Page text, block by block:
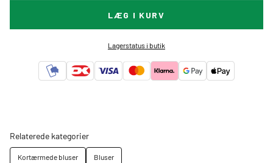
LÆG I KURV
Lagerstatus i butik
Relaterede kategorier
Kortærmede bluser Bluser